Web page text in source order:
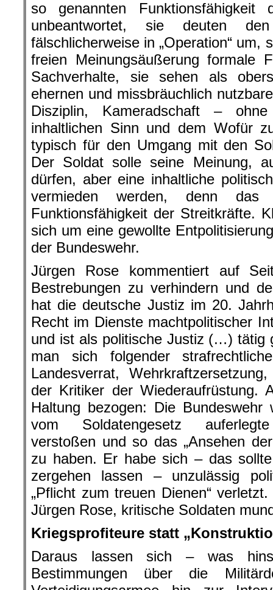
so genannten Funktionsfähigkeit
unbeantwortet, sie deuten den
fälschlicherweise in „Operation“ um,
freien Meinungsäußerung formale
Sachverhalte, sie sehen als
ehernen und missbräuchlich
Disziplin, Kameradschaft –
inhaltlichen Sinn und dem Wofür
typisch für den Umgang mit den
Der Soldat solle seine Meinung,
dürfen, aber eine inhaltliche
vermieden werden, denn das
Funktionsfähigkeit der Streitkräfte.
sich um eine gewollte
der Bundeswehr.
Jürgen Rose kommentiert auf
Bestrebungen zu verhindern und
hat die deutsche Justiz im 20.
Recht im Dienste machtpolitischer
und ist als politische Justiz (…) tätig
man sich folgender
Landesverrat,
der Kritiker der Wiederaufrüstung.
Haltung bezogen: Die
vom Soldatengesetz auferlegte
verstoßen und so das „Ansehen
zu haben. Er habe sich – das
zergehen lassen – unzulässig
„Pflicht zum treuen Dienen“
Jürgen Rose, kritische Soldaten
Kriegsprofiteure statt
Daraus lassen sich – was
Bestimmungen über die